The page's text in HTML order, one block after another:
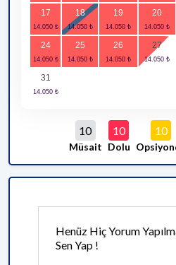
17 18 19 20
24 25 26 27
31
10
Müsait
10
Dolu
10
Henüz Hiç Yorum
Sen Yap !